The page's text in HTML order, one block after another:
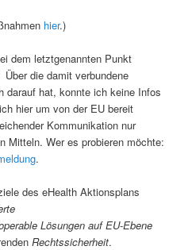
hier.)
dem letztgenannten Punkt
Über die damit verbundene
darauf hat, konnte ich keine Infos
hier um von der EU bereit
Kommunikation nur
Mitteln. Wer es probieren möchte:
.
des eHealth Aktionsplans
Lösungen auf EU-Ebene
Rechtssicherheit.